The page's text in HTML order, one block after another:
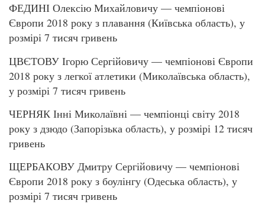
ФЕДИНІ Олексію Михайловичу — чемпіонові
Європи 2018 року з плавання (Київська область), у
розмірі 7 тисяч гривень
ЦВЄТОВУ Ігорю Сергійовичу — чемпіонові Європи
2018 року з легкої атлетики (Миколаївська область),
у розмірі 7 тисяч гривень
ЧЕРНЯК Інні Миколаївні — чемпіонці світу 2018
року з дзюдо (Запорізька область), у розмірі 12 тисяч
гривень
ЩЕРБАКОВУ Дмитру Сергійовичу — чемпіонові
Європи 2018 року з боулінгу (Одеська область), у
розмірі 7 тисяч гривень